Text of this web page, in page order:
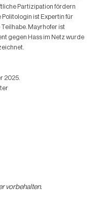
Partizipation fördern
ist Expertin für
Mayrhofer ist
gegen Hass im Netz wurde
2025.
vorbehalten.